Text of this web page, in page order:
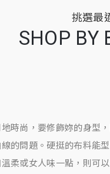
挑選最
SHOP BY
時尚，要修飾妳的身型
的問題。硬挺的布料能
柔或女人味一點，則可